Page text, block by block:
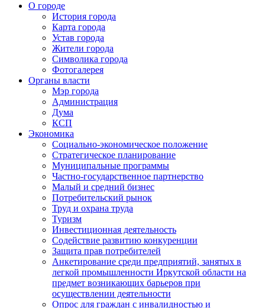
О городе
История города
Карта города
Устав города
Жители города
Символика города
Фотогалерея
Органы власти
Мэр города
Администрация
Дума
КСП
Экономика
Социально-экономическое положение
Стратегическое планирование
Муниципальные программы
Частно-государственное партнерство
Малый и средний бизнес
Потребительский рынок
Труд и охрана труда
Туризм
Инвестиционная деятельность
Содействие развитию конкуренции
Защита прав потребителей
Анкетирование среди предприятий, занятых в
легкой промышленности Иркутской области на
предмет возникающих барьеров при
осуществлении деятельности
Опрос для граждан с инвалидностью и